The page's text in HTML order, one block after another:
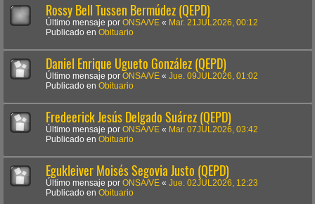
Rossy Bell Tussen Bermúdez (QEPD)
Último mensaje por ONSA/VE « Mar. 21JUL2026, 00:12
Publicado en Obituario
Daniel Enrique Ugueto González (QEPD)
Último mensaje por ONSA/VE « Jue. 09JUL2026, 01:02
Publicado en Obituario
Fredeerick Jesús Delgado Suárez (QEPD)
Último mensaje por ONSA/VE « Mar. 07JUL2026, 03:42
Publicado en Obituario
Egukleiver Moisés Segovia Justo (QEPD)
Último mensaje por ONSA/VE « Jue. 02JUL2026, 12:23
Publicado en Obituario